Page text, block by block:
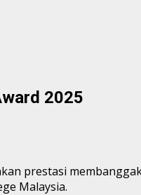
2025
prestasi
Malaysia.